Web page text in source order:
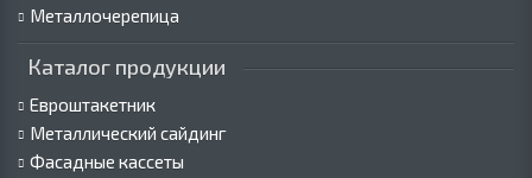
Металлочерепица
Каталог продукции
Евроштакетник
Металлический сайдинг
Фасадные кассеты